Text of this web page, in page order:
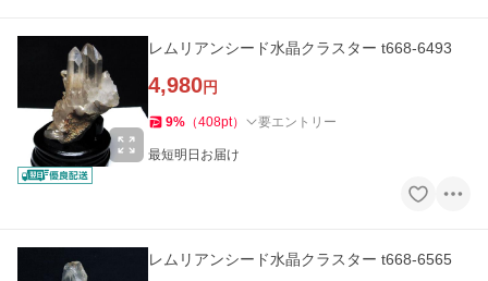
レムリアンシード水晶クラスター t668-6493
4,980円
9% （408pt） 要エントリー
最短明日お届け
レムリアンシード水晶クラスター t668-6565